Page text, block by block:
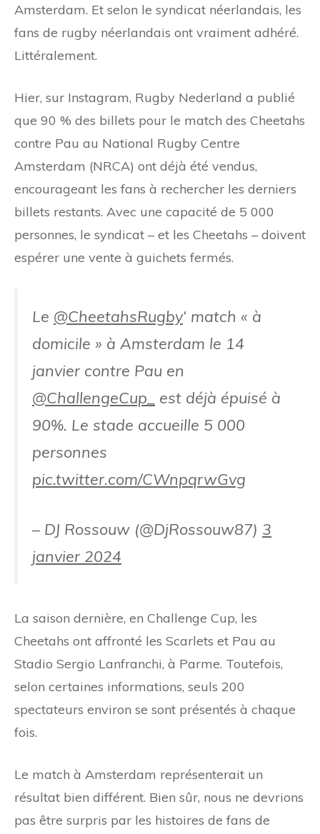
Amsterdam. Et selon le syndicat néerlandais, les
fans de rugby néerlandais ont vraiment adhéré.
Littéralement.
Hier, sur Instagram, Rugby Nederland a publié
que 90 % des billets pour le match des Cheetahs
contre Pau au National Rugby Centre
Amsterdam (NRCA) ont déjà été vendus,
encourageant les fans à rechercher les derniers
billets restants. Avec une capacité de 5 000
personnes, le syndicat – et les Cheetahs – doivent
espérer une vente à guichets fermés.
Le @CheetahsRugby‘ match « à
domicile » à Amsterdam le 14
janvier contre Pau en
@ChallengeCup_
est déjà épuisé à
90%. Le stade accueille 5 000
personnes
pic.twitter.com/CWnpqrwGvg
– DJ Rossouw (@DjRossouw87) 3
janvier 2024
La saison dernière, en Challenge Cup, les
Cheetahs ont affronté les Scarlets et Pau au
Stadio Sergio Lanfranchi, à Parme. Toutefois,
selon certaines informations, seuls 200
spectateurs environ se sont présentés à chaque
fois.
Le match à Amsterdam représenterait un
résultat bien différent. Bien sûr, nous ne devrions
pas être surpris par les histoires de fans de